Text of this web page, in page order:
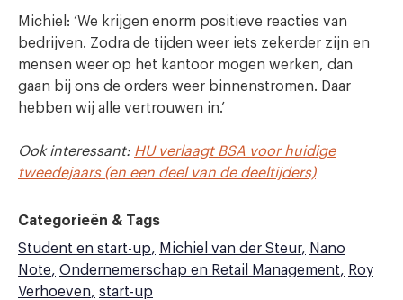
Michiel: ‘We krijgen enorm positieve reacties van
bedrijven. Zodra de tijden weer iets zekerder zijn en
mensen weer op het kantoor mogen werken, dan
gaan bij ons de orders weer binnenstromen. Daar
hebben wij alle vertrouwen in.’
Ook interessant: HU verlaagt BSA voor huidige
tweedejaars (en een deel van de deeltijders)
Categorieën & Tags
Student en start-up
Michiel van der Steur
Nano
Note
Ondernemerschap en Retail Management
Roy
Verhoeven
start-up